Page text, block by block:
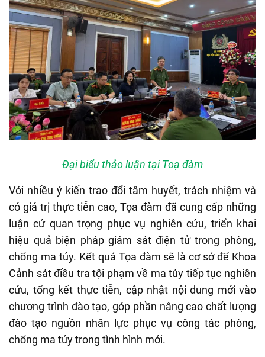
Đại biểu thảo luận tại Toạ đàm
Với nhiều ý kiến trao đổi tâm huyết, trách nhiệm và
có giá trị thực tiễn cao, Tọa đàm đã cung cấp những
luận cứ quan trọng phục vụ nghiên cứu, triển khai
hiệu quả biện pháp giám sát điện tử trong phòng,
chống ma túy. Kết quả Tọa đàm sẽ là cơ sở để Khoa
Cảnh sát điều tra tội phạm về ma túy tiếp tục nghiên
cứu, tổng kết thực tiễn, cập nhật nội dung mới vào
chương trình đào tạo, góp phần nâng cao chất lượng
đào tạo nguồn nhân lực phục vụ công tác phòng,
chống ma túy trong tình hình mới.